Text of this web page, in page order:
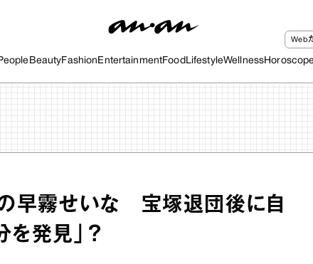
BeautyFashion EntertainmentFood LifestyleWellness
Web
の早霧せいな 宝塚退団後に自
を発見」？